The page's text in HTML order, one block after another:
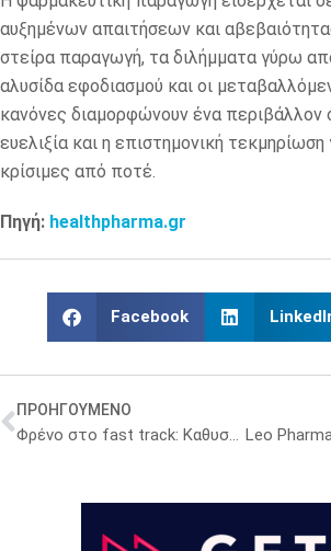
αυξημένων απαιτήσεων και
στείρα παραγωγή, τα διλήμματα γύρω
αλυσίδα εφοδιασμού και οι
κανόνες διαμορφώνουν ένα περιβάλλον
ευελιξία και η επιστημονική τεκμηρίωση
κρίσιμες από ποτέ.
Πηγή: healthpharma.gr
Facebook
ΠΡΟΗΓΟΥΜΕΝΟ
Φρένο στο fast track: Καθυστερεί τις εγκρίσεις νέων φαρμάκων ο FDA